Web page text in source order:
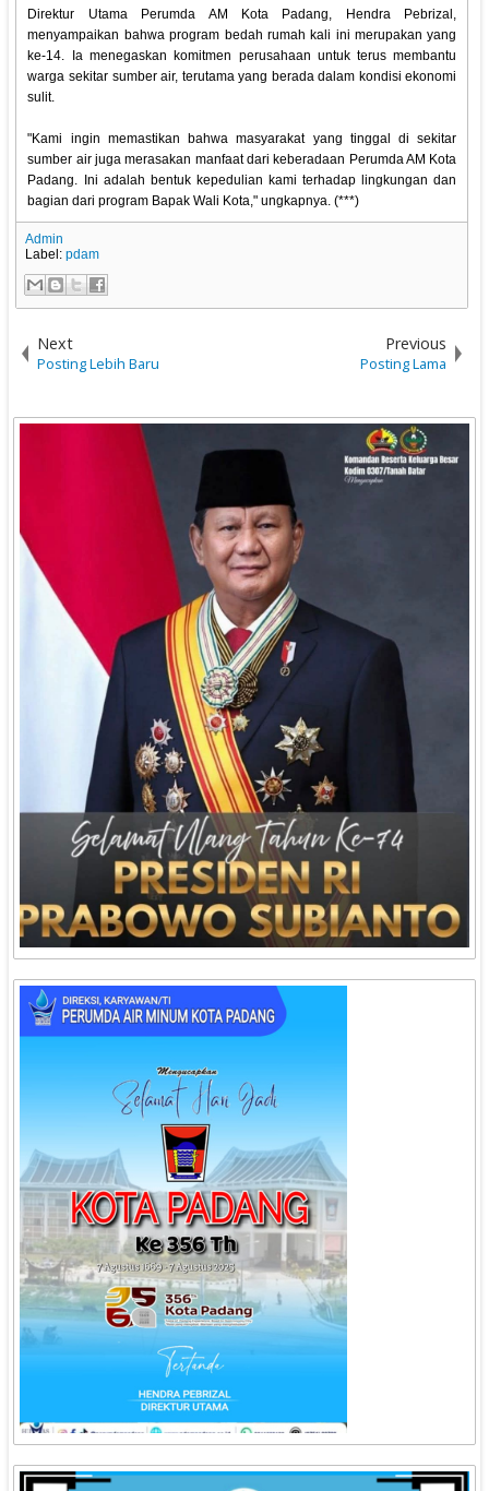
Direktur Utama Perumda AM Kota Padang, Hendra Pebrizal,
menyampaikan bahwa program bedah rumah kali ini merupakan yang
ke-14. Ia menegaskan komitmen perusahaan untuk terus membantu
warga sekitar sumber air, terutama yang berada dalam kondisi ekonomi
sulit.
"Kami ingin memastikan bahwa masyarakat yang tinggal di sekitar
sumber air juga merasakan manfaat dari keberadaan Perumda AM Kota
Padang. Ini adalah bentuk kepedulian kami terhadap lingkungan dan
bagian dari program Bapak Wali Kota," ungkapnya. (***)
Admin
Label:pdam
Next
Posting Lebih Baru
Previous
Posting Lama